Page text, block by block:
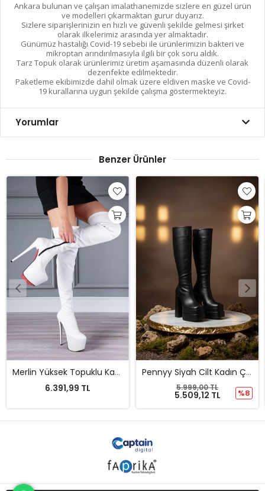
Ankara bulunan ve çalışan imalathanemizde sizlere en güzel ürün
ve modelleri çıkarmaktan gurur duyarız.
Sizlere siparişlerinizin en hızlı ve güvenli şekilde gelmesi şirket
olarak ilkelerimiz arasında yer almaktadır.
Günümüz hastalığı Covid-19 sebebi ile ürünlerimizin bakteri ve
mikroptan arındırılmasıyla ilgili bir çok soru aldık.
Tarz Topuk olarak ürünlerimiz üretim aşamasında düzenli olarak
dezenfekte edilmektedir.
Paketleme ekibimizde dahil olmak üzere eldiven maske ve Covid-
19 kurallarına uygun şekilde çalışma göstermekteyiz.
Yorumlar
Benzer Ürünler
Pennyy Siyah Cilt Kadın Çift Platform Kalın Topuk Çizme
5.509,12 TL
5.999,00 TL
Breweryyy Beyaz Cilt Kadın Çift Platform Yüksek Topuklu Diz Üstü Çizme
6.197,93 TL